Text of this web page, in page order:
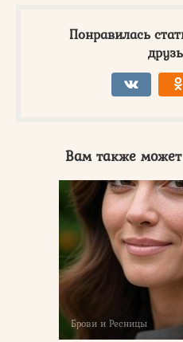
Понравилась
Вам также
Брови и Ресницы